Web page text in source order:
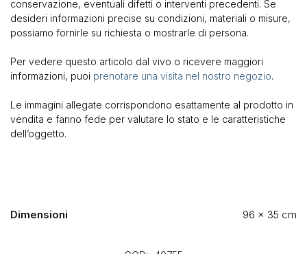
conservazione, eventuali difetti o interventi precedenti. Se
desideri informazioni precise su condizioni, materiali o misure,
possiamo fornirle su richiesta o mostrarle di persona.
Per vedere questo articolo dal vivo o ricevere maggiori
informazioni, puoi prenotare una visita nel nostro negozio.
Le immagini allegate corrispondono esattamente al prodotto in
vendita e fanno fede per valutare lo stato e le caratteristiche
dell’oggetto.
Dimensioni 96 × 35 cm